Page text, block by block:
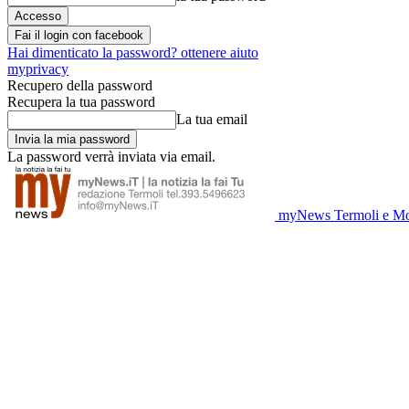
Fai il login con facebook
Hai dimenticato la password? ottenere aiuto
myprivacy
Recupero della password
Recupera la tua password
La tua email
La password verrà inviata via email.
myNews Termoli e